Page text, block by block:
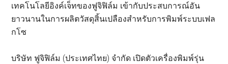
เทคโนโลยีอิงค์เจ็ทของฟูจิฟิล์ม เข้ากับประสบการณ์อัน
ยาวนานในการผลิตวัสดุสิ้นเปลืองสำหรับการพิมพ์ระบบเฟล
กโซ
บริษัท ฟูจิฟิล์ม (ประเทศไทย) จำกัด เปิดตัวเครื่องพิมพ์รุ่น